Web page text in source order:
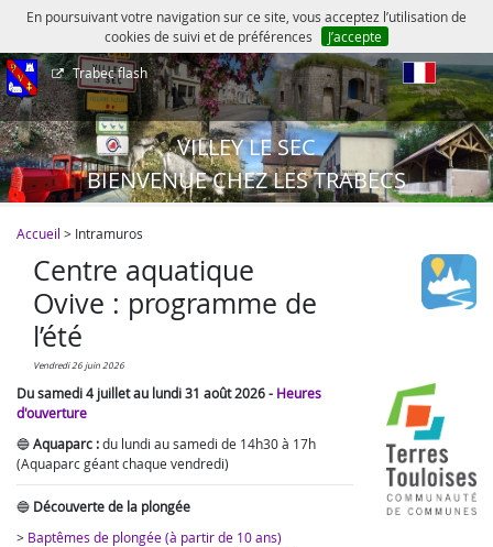
En poursuivant votre navigation sur ce site, vous acceptez l’utilisation de
cookies de suivi et de préférences
J’accepte
Trabec flash
VILLEY LE SEC
BIENVENUE CHEZ LES TRABECS
Accueil > Intramuros
Centre aquatique
Ovive : programme de
l’été
vendredi 26 juin 2026
Du samedi 4 juillet au lundi 31 août 2026 - Heures
d'ouverture
🔵Aquaparc :du lundi au samedi de 14h30 à 17h
(Aquaparc géant chaque vendredi)
🔵 Découverte de la plongée
> Baptêmes de plongée (à partir de 10 ans)